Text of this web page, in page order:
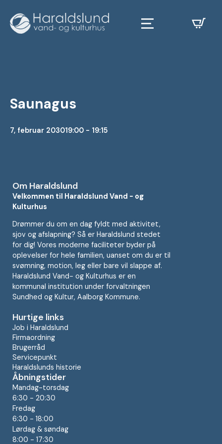
Saunagus
7, februar 203019:00 - 19:15
Om Haraldslund
Velkommen til Haraldslund Vand - og
Kulturhus
Drømmer du om en dag fyldt med aktivitet,
sjov og afslapning? Så er Haraldslund stedet
for dig! Vores moderne faciliteter byder på
oplevelser for hele familien, uanset om du er til
svømning, motion, leg eller bare vil slappe af.
Haraldslund Vand- og Kulturhus er en
kommunal institution under forvaltningen
Sundhed og Kultur, Aalborg Kommune.
Hurtige links
Job i Haraldslund
Firmaordning
Brugerråd
Servicepunkt
Haraldslunds historie
Åbningstider
Mandag-torsdag
6:30 - 20:30
Fredag
6:30 - 18:00
Lørdag & søndag
8:00 - 17:30